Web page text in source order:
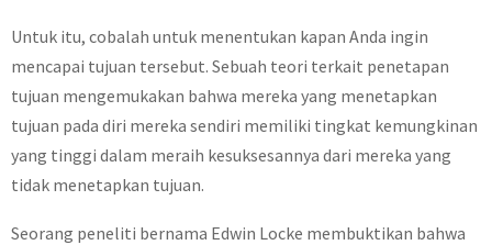
Untuk itu, cobalah untuk menentukan kapan Anda ingin
mencapai tujuan tersebut. Sebuah teori terkait penetapan
tujuan mengemukakan bahwa mereka yang menetapkan
tujuan pada diri mereka sendiri memiliki tingkat kemungkinan
yang tinggi dalam meraih kesuksesannya dari mereka yang
tidak menetapkan tujuan.
Seorang peneliti bernama Edwin Locke membuktikan bahwa